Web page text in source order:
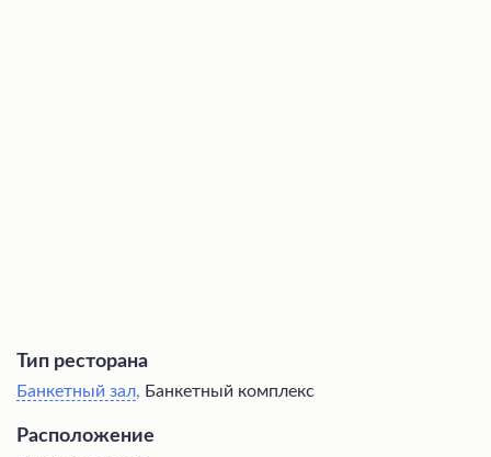
Тип ресторана
Банкетный зал, Банкетный комплекс
Расположение